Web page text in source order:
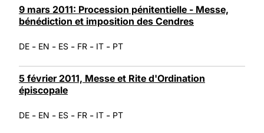
9 mars 2011: Procession pénitentielle - Messe,
bénédiction et imposition des Cendres
DE - EN - ES - FR - IT - PT
5 février 2011, Messe et Rite d'Ordination
épiscopale
DE - EN - ES - FR - IT - PT